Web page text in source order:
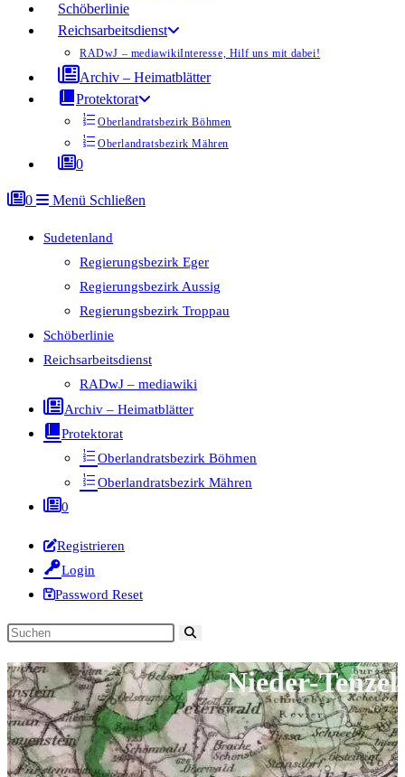
Schöberlinie
Reichsarbeitsdienst
RADwJ – mediawikiInteresse, Hilf uns mit dabei!
Archiv – Heimatblätter
Protektorat
Oberlandratsbezirk Böhmen
Oberlandratsbezirk Mähren
0
0 Menü Schließen
Sudetenland
Regierungsbezirk Eger
Regierungsbezirk Aussig
Regierungsbezirk Troppau
Schöberlinie
Reichsarbeitsdienst
RADwJ – mediawiki
Archiv – Heimatblätter
Protektorat
Oberlandratsbezirk Böhmen
Oberlandratsbezirk Mähren
0
Registrieren
Login
Password Reset
Diese
durchsuchen
Nieder-Tenzel